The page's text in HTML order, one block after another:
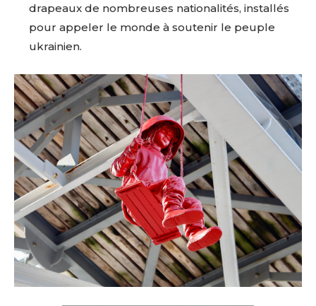
drapeaux de nombreuses nationalités, installés
pour appeler le monde à soutenir le peuple
ukrainien.